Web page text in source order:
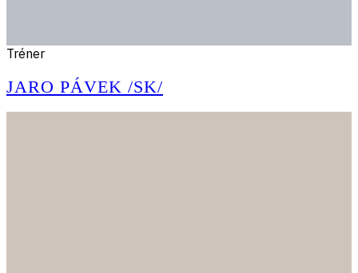
Tréner
JARO PÁVEK /SK/